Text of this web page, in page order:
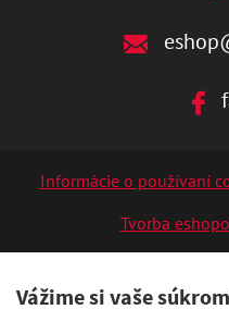
Informácie o používaní
Tvorba
Vážime si vaše